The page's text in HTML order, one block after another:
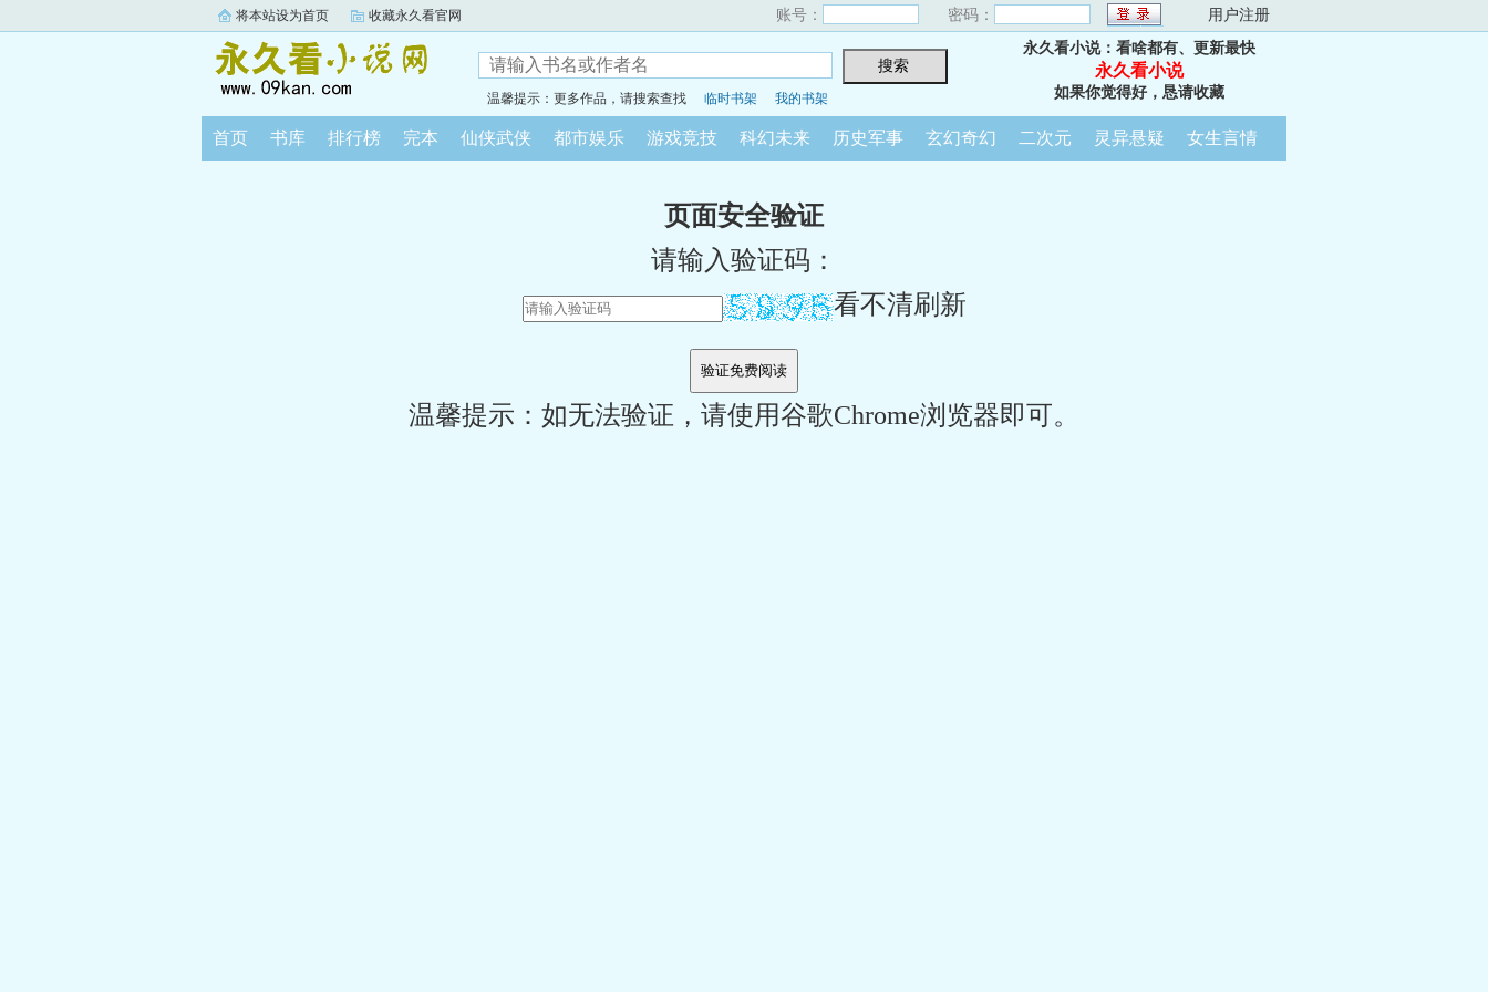
将本站设为首页 收藏永久看官网 账号： 密码： 用户注册
温馨提示：更多作品，请搜索查找 临时书架 我的书架
永久看小说：看啥都有、更新最快
永久看小说
如果你觉得好，恳请收藏
首页 书库 排行榜 完本 仙侠武侠 都市娱乐 游戏竞技 科幻未来 历史军事 玄幻奇幻 二次元 灵异悬疑 女生言情
页面安全验证
请输入验证码：
看不清刷新
温馨提示：如无法验证，请使用谷歌Chrome浏览器即可。